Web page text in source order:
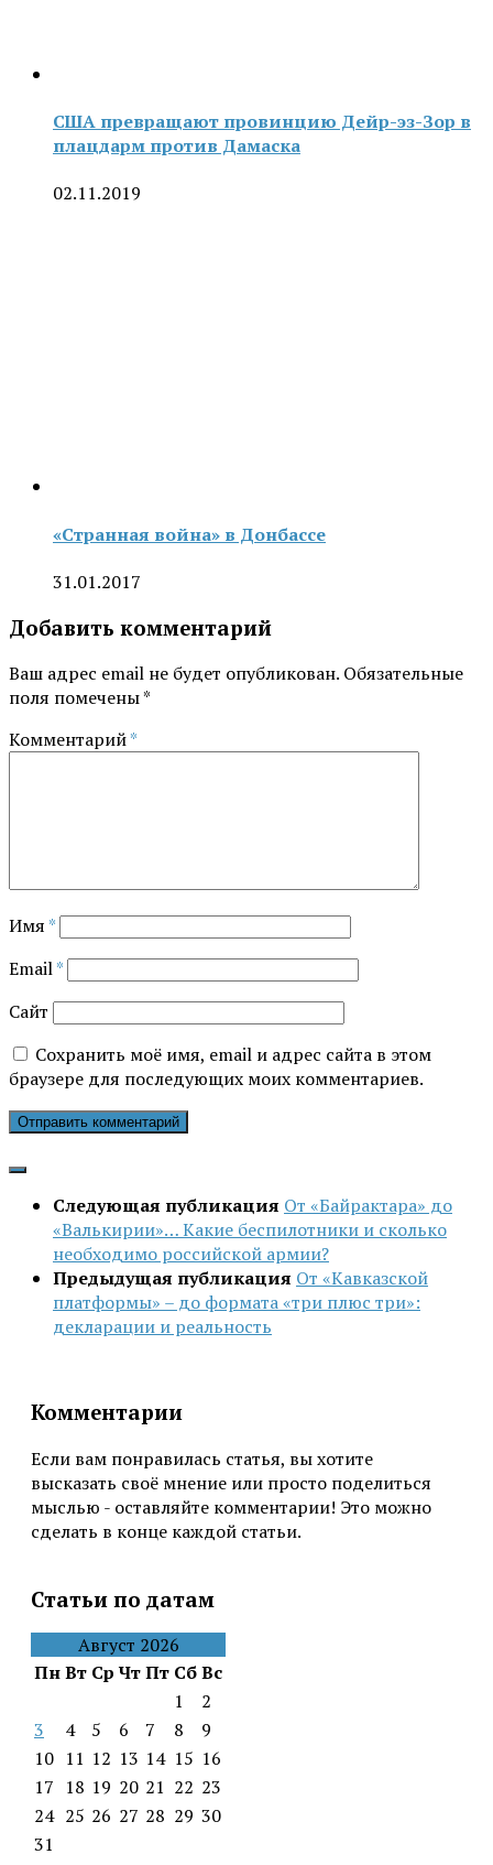
США превращают провинцию Дейр-эз-Зор в
плацдарм против Дамаска
02.11.2019
«Странная война» в Донбассе
31.01.2017
Добавить комментарий
Ваш адрес email не будет опубликован. Обязательные
поля помечены*
Комментарий*
Имя *
Email*
Сайт
Сохранить моё имя, email и адрес сайта в этом
браузере для последующих моих комментариев.
Следующая публикация От «Байрактара» до
«Валькирии»… Какие беспилотники и сколько
необходимо российской армии?
Предыдущая публикация От «Кавказской
платформы» – до формата «три плюс три»:
декларации и реальность
Комментарии
Если вам понравилась статья, вы хотите
высказать своё мнение или просто поделиться
мыслью - оставляйте комментарии! Это можно
сделать в конце каждой статьи.
Статьи по датам
Август 2026
ПнВт Ср ЧтПт СбВс
1
2
3
4 5 6 7 8
9
10 11 12 13 14 15 16
17 18 19 20 21 22 23
24 25 26 27 28 29 30
31